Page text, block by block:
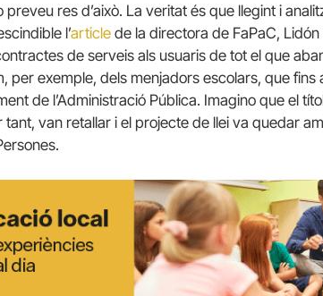
preveu res d’això. La veritat és que llegint i
l’article de la directora de FaPaC,
de serveis als usuaris de tot el que
per exemple, dels menjadors escolars, que fins
de l’Administració Pública. Imagino que el
van retallar i el projecte de llei va quedar